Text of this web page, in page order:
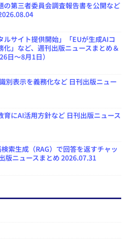
の第三者委員会調査報告書を公開など
ルサイト提供開始」「EUが生成AIコ
化」など、週刊出版ニュースまとめ＆
日～8月1日）
別表示を義務化など 日刊出版ニュー
にAI活用方針など 日刊出版ニュース
索生成（RAG）で回答を返すチャッ
版ニュースまとめ 2026.07.31